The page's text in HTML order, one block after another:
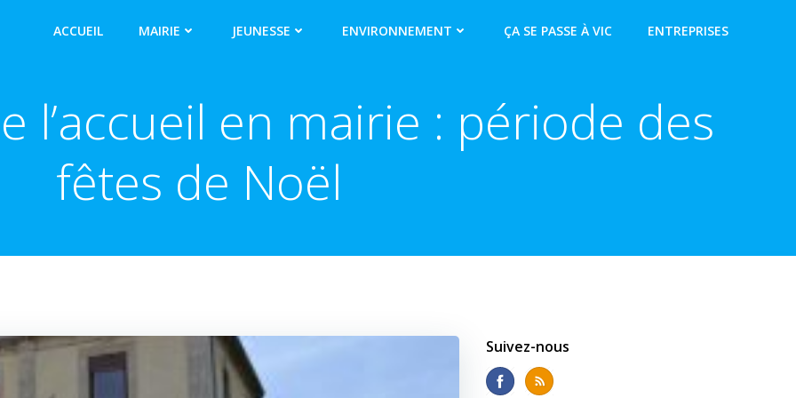
ACCUEIL MAIRIE JEUNESSE ENVIRONNEMENT ÇA SE PASSE À VIC ENTREPRISES
l’accueil en mairie : période des
fêtes de Noël
Suivez-nous